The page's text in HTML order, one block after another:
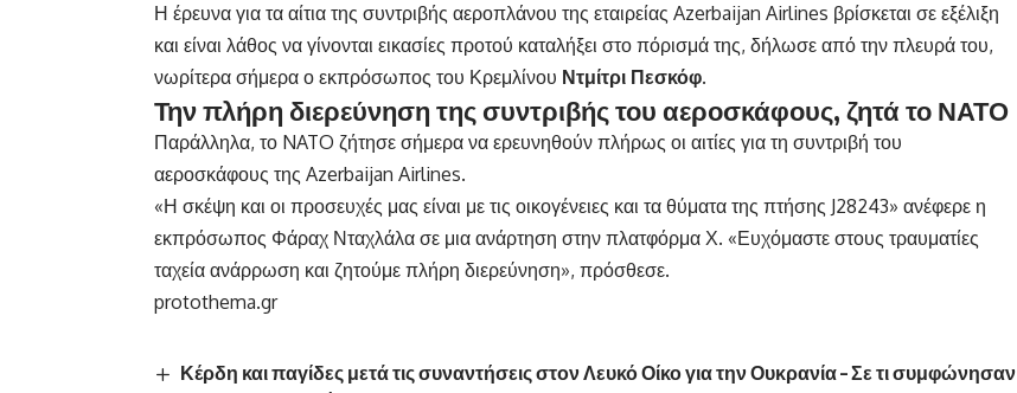
Η έρευνα για τα αίτια της συντριβής αεροπλάνου της εταιρείας Azerbaijan Airlines βρίσκεται σε εξέλιξη
και είναι λάθος να γίνονται εικασίες προτού καταλήξει στο πόρισμά της, δήλωσε από την πλευρά του,
νωρίτερα σήμερα ο εκπρόσωπος του Κρεμλίνου Ντμίτρι Πεσκόφ.
Την πλήρη διερεύνηση της συντριβής του αεροσκάφους, ζητά το ΝΑΤΟ
Παράλληλα, το NATO ζήτησε σήμερα να ερευνηθούν πλήρως οι αιτίες για τη συντριβή του
αεροσκάφους της Azerbaijan Airlines.
«Η σκέψη και οι προσευχές μας είναι με τις οικογένειες και τα θύματα της πτήσης J28243» ανέφερε η
εκπρόσωπος Φάραχ Νταχλάλα σε μια ανάρτηση στην πλατφόρμα Χ. «Ευχόμαστε στους τραυματίες
ταχεία ανάρρωση και ζητούμε πλήρη διερεύνηση», πρόσθεσε.
protothema.gr
Κέρδη και παγίδες μετά τις συναντήσεις στον Λευκό Οίκο για την Ουκρανία – Σε τι συμφώνησαν